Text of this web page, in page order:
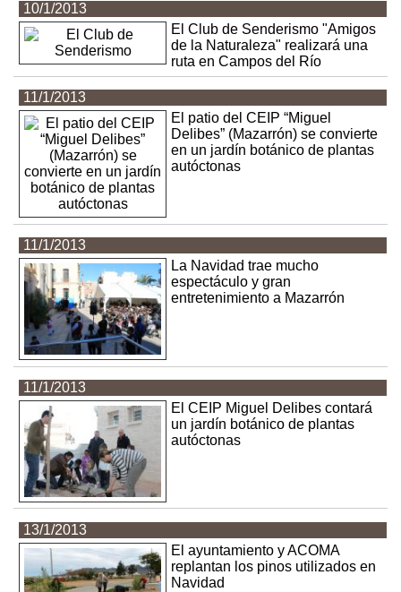
10/1/2013
El Club de Senderismo "Amigos
de la Naturaleza" realizará una
ruta en Campos del Río
11/1/2013
El patio del CEIP “Miguel
Delibes” (Mazarrón) se convierte
en un jardín botánico de plantas
autóctonas
11/1/2013
La Navidad trae mucho
espectáculo y gran
entretenimiento a Mazarrón
11/1/2013
El CEIP Miguel Delibes contará
un jardín botánico de plantas
autóctonas
13/1/2013
El ayuntamiento y ACOMA
replantan los pinos utilizados en
Navidad